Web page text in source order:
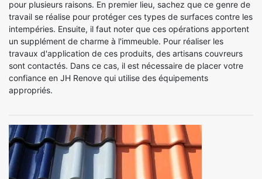
pour plusieurs raisons. En premier lieu, sachez que ce genre de
travail se réalise pour protéger ces types de surfaces contre les
intempéries. Ensuite, il faut noter que ces opérations apportent
un supplément de charme à l'immeuble. Pour réaliser les
travaux d'application de ces produits, des artisans couvreurs
sont contactés. Dans ce cas, il est nécessaire de placer votre
confiance en JH Renove qui utilise des équipements
appropriés.